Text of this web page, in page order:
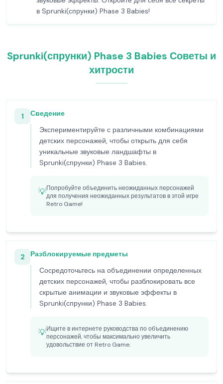
в Sprunki(спрунки) Phase 3 Babies!
Sprunki(спрунки) Phase 3 Babies Советы и
хитрости
1
Сведение
Экспериментируйте с различными комбинациями
детских персонажей, чтобы открыть для себя
уникальные звуковые ландшафты в
Sprunki(спрунки) Phase 3 Babies.
💡Попробуйте объединить неожиданных персонажей
для получения неожиданных результатов в этой игре
Retro Game!
2
Разблокируемые предметы
Сосредоточьтесь на объединении определенных
детских персонажей, чтобы разблокировать все
скрытые анимации и звуковые эффекты в
Sprunki(спрунки) Phase 3 Babies.
💡Ищите в интернете руководства по объединению
персонажей, чтобы максимально увеличить
удовольствие от Retro Game.